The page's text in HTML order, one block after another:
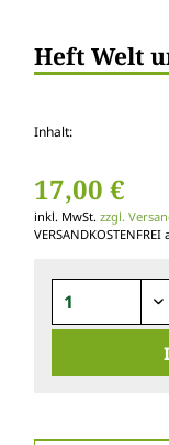
Heft Welt
Inhalt:
17,00 €
inkl. MwSt. zzgl.
VERSANDKOSTENFREI